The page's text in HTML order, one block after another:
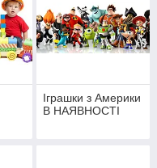
Іграшки з Америки
В НАЯВНОСТІ